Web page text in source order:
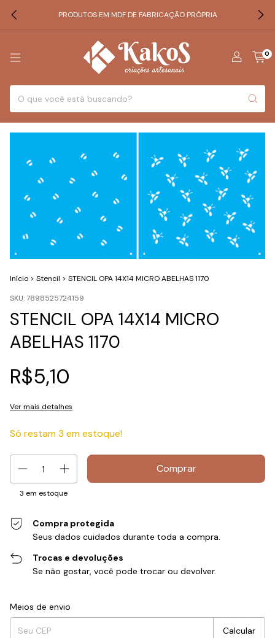
PRODUTOS EM MDF DE FABRICAÇÃO PRÓPRIA
0
Início > Stencil > STENCIL OPA 14X14 MICRO ABELHAS 1170
SKU:7898525724159
STENCIL OPA 14X14 MICRO
ABELHAS 1170
R$5,10
Ver mais detalhes
Só restam3 em estoque!
3 em estoque
Compra protegida
Seus dados cuidados durante toda a compra.
Trocas e devoluções
Se não gostar, você pode trocar ou devolver.
Entregas para o CEP:
Meios de envio
Calcular